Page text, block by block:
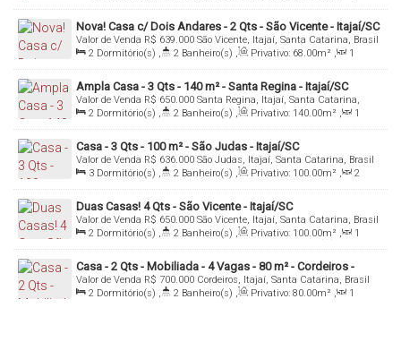
Sala(s) , 2 Vaga(s)
Nova! Casa c/ Dois Andares - 2 Qts - São Vicente - Itajaí/SC
R$ 639.000
Valor de Venda
São Vicente, Itajaí, Santa Catarina, Brasil
2 Dormitório(s) , 2 Banheiro(s) , Privativo: 68.00m² ,
1
Sala(s) , 1 Vaga(s)
Ampla Casa - 3 Qts - 140 m² - Santa Regina - Itajaí/SC
R$ 650.000
Valor de Venda
Santa Regina, Itajaí, Santa Catarina,
Brasil
2 Dormitório(s) , 2 Banheiro(s) , Privativo: 140.00m² ,
1
Sala(s) , Total: 263.00m² , 1 Vaga(s)
Casa - 3 Qts - 100 m² - São Judas - Itajaí/SC
R$ 636.000
Valor de Venda
São Judas, Itajaí, Santa Catarina, Brasil
3 Dormitório(s) , 2 Banheiro(s) , Privativo: 100.00m² ,
2
Sala(s) , 2 Vaga(s)
Duas Casas! 4 Qts - São Vicente - Itajaí/SC
R$ 650.000
Valor de Venda
São Vicente, Itajaí, Santa Catarina, Brasil
2 Dormitório(s) , 2 Banheiro(s) , Privativo: 100.00m² ,
1
Sala(s) , 1 Suíte(s) , Total: 160.00m² , 1 Vaga(s) ,
Fundos:
11
, Frente: 11 .40 m
Casa - 2 Qts - Mobiliada - 4 Vagas - 80 m² - Cordeiros -
Itajaí/SC
R$ 700.000
Valor de Venda
Cordeiros, Itajaí, Santa Catarina, Brasil
2 Dormitório(s) , 2 Banheiro(s) , Privativo: 80.00m² ,
1